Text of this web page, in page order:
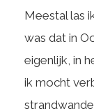
Meestal las
was dat in
eigenlijk, in
ik mocht